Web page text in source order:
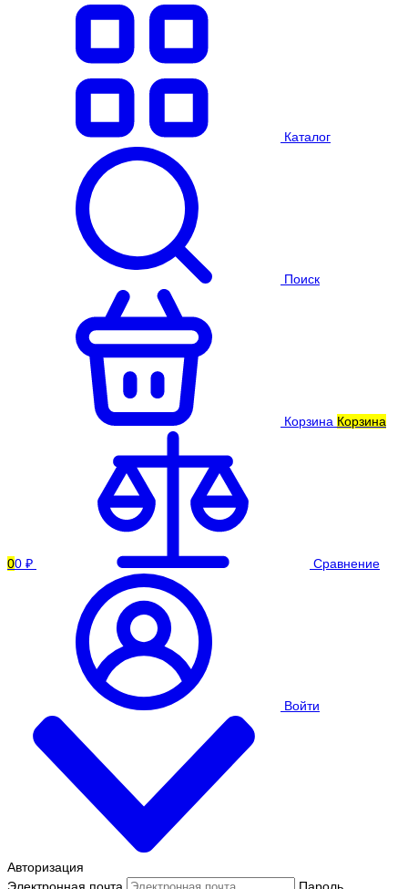
Каталог
Поиск
Корзина Корзина
00 ₽ Сравнение
Войти
Авторизация